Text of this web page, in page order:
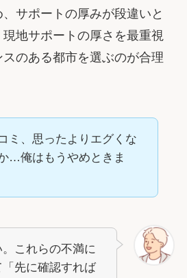
サポートの厚みが段違いと
地サポートの厚さを最重視
のある都市を選ぶのが合理
ミ、思ったよりエグくな
…俺はもうやめときま
これらの不満に
先に確認すれば